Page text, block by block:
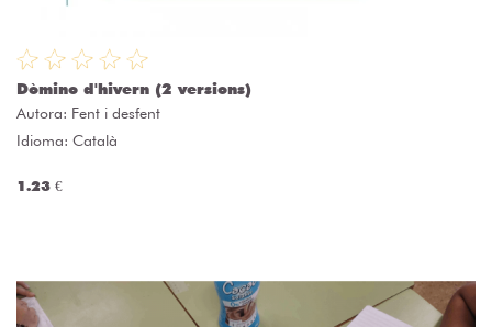
Dòmino d'hivern (2 versions)
Autora: Fent i desfent
Idioma: Català
1.23 €